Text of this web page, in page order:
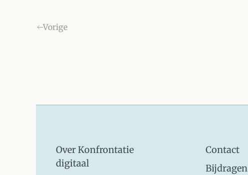
Vorige
Over Konfrontatie
digitaal
Contact
Bijdragen